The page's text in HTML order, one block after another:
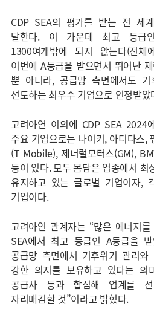
CDP SEA의 평가를 받는 전 세
달한다. 이 가운데 최고 등급
1300여개밖에 되지 않는다(전
이번에 A등급을 받으면서 뛰어난
뿐 아니라, 공급망 측면에서도 기
선도하는 최우수 기업으로 인정받았
고려아연 이외에 CDP SEA 2024
주요 기업으로는 나이키, 아디다스,
(T Mobile), 제너럴모터스(GM),
등이 있다. 모두 몸담은 업종에서 최
유지하고 있는 글로벌 기업이자,
기업이다.
고려아연 관계자는 “많은 에너지
SEA에서 최고 등급인 A등급을
공급망 측면에서 기후위기 관리
강한 의지를 보유하고 있다는 의
공급사 등과 합심해 업계를 선
자리매김할 것”이라고 밝혔다.